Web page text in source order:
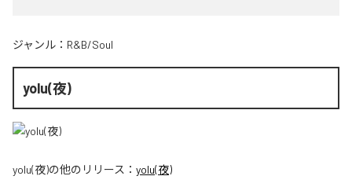
ジャンル： R&B/Soul
yolu(夜)
yolu(夜)の他のリリース： yolu(夜)